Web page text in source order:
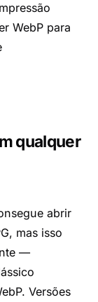
WebP para
qualquer
abrir
mas isso
—
Versões